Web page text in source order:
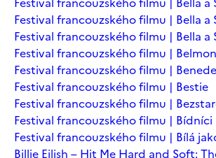
Festival francouzského filmu | Bella a
Festival francouzského filmu | Bella a
Festival francouzského filmu |
Festival francouzského filmu |
Festival francouzského filmu | Bestie
Festival francouzského filmu |
Festival francouzského filmu | Bídníci
Festival francouzského filmu | Bílá
Billie Eilish – Hit Me Hard and Soft: